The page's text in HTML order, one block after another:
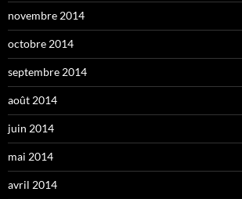
novembre 2014
octobre 2014
septembre 2014
août 2014
juin 2014
mai 2014
avril 2014